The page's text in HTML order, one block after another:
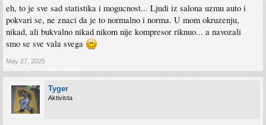
eh, to je sve sad statistika i mogucnost... Ljudi iz salona uzmu auto i
pokvari se, ne znaci da je to normalno i norma. U mom okruzenju,
nikad, ali bukvalno nikad nikom nije kompresor riknuo... a navozali
smo se sve vala svega
May 27, 2025
Tyger
Aktivista